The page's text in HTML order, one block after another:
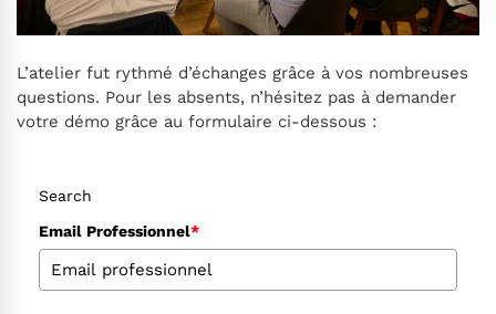
L’atelier fut rythmé d’échanges grâce à vos nombreuses
questions. Pour les absents, n’hésitez pas à demander
votre démo grâce au formulaire ci-dessous :
Search
Email Professionnel*